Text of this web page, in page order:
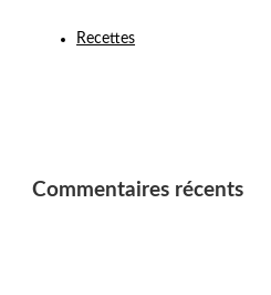
Recettes
Commentaires récents